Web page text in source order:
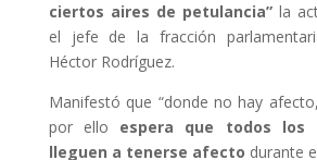
ciertos aires de petulancia”la
el jefe de la fracción
Héctor Rodríguez.
Manifestó que “donde no hay
por ello espera que todos los
lleguen a tenerse afecto durante